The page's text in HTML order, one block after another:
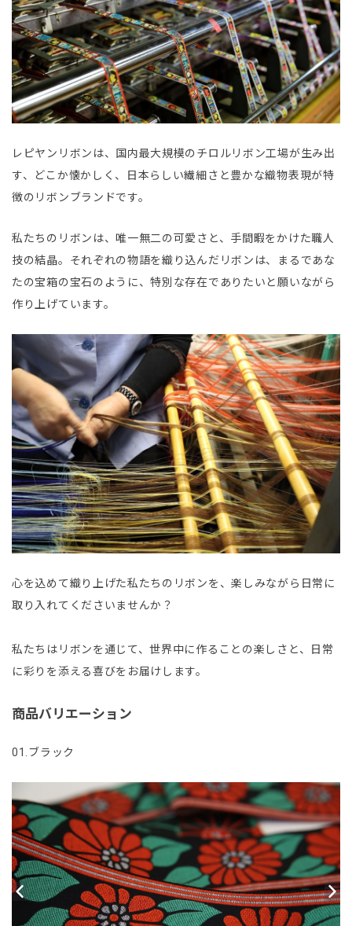
レピヤンリボンは、国内最大規模のチロルリボン工場が生み出
す、どこか懐かしく、日本らしい繊細さと豊かな織物表現が特
徴のリボンブランドです。
私たちのリボンは、唯一無二の可愛さと、手間暇をかけた職人
技の結晶。それぞれの物語を織り込んだリボンは、まるであな
たの宝箱の宝石のように、特別な存在でありたいと願いながら
作り上げています。
心を込めて織り上げた私たちのリボンを、楽しみながら日常に
取り入れてくださいませんか？
私たちはリボンを通じて、世界中に作ることの楽しさと、日常
に彩りを添える喜びをお届けします。
商品バリエーション
01.ブラック